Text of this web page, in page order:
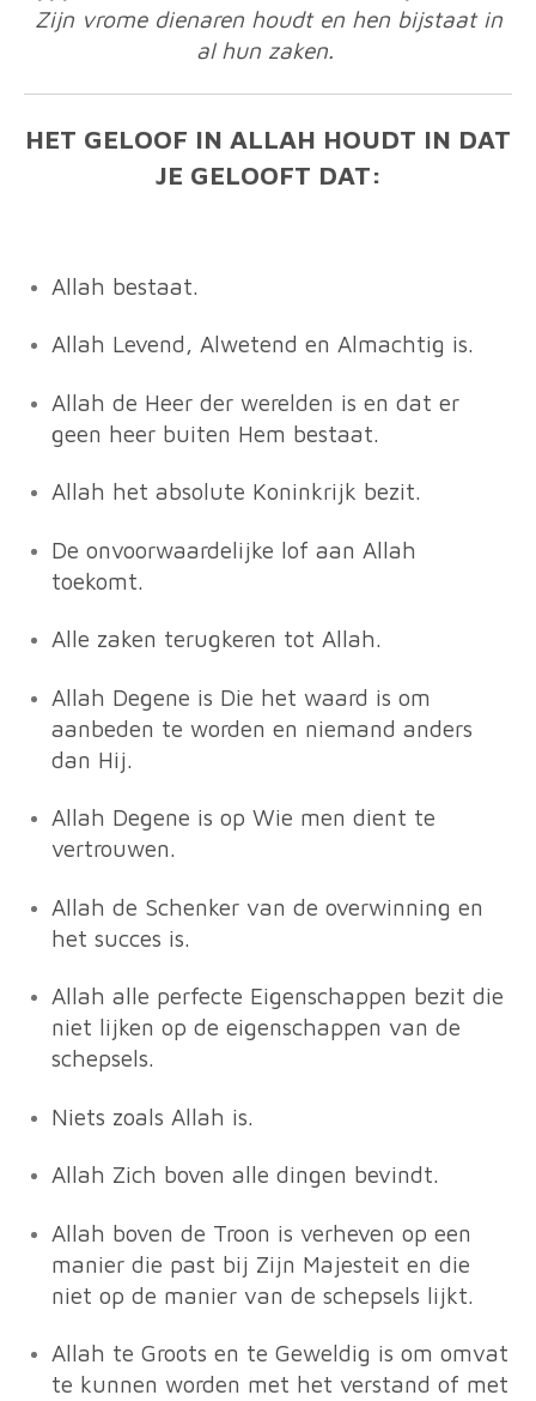
Zijn vrome dienaren houdt en hen bijstaat in
al hun zaken.
HET GELOOF IN ALLAH HOUDT IN DAT
JE GELOOFT DAT:
Allah bestaat.
Allah Levend, Alwetend en Almachtig is.
Allah de Heer der werelden is en dat er
geen heer buiten Hem bestaat.
Allah het absolute Koninkrijk bezit.
De onvoorwaardelijke lof aan Allah
toekomt.
Alle zaken terugkeren tot Allah.
Allah Degene is Die het waard is om
aanbeden te worden en niemand anders
dan Hij.
Allah Degene is op Wie men dient te
vertrouwen.
Allah de Schenker van de overwinning en
het succes is.
Allah alle perfecte Eigenschappen bezit die
niet lijken op de eigenschappen van de
schepsels.
Niets zoals Allah is.
Allah Zich boven alle dingen bevindt.
Allah boven de Troon is verheven op een
manier die past bij Zijn Majesteit en die
niet op de manier van de schepsels lijkt.
Allah te Groots en te Geweldig is om omvat
te kunnen worden met het verstand of met